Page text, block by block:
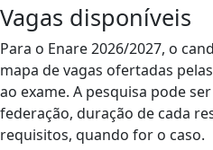
Vagas disponíveis
Para o Enare 2026/2027, o
mapa de vagas ofertadas
ao exame. A pesquisa pode
federação, duração de cada
requisitos, quando for o caso.